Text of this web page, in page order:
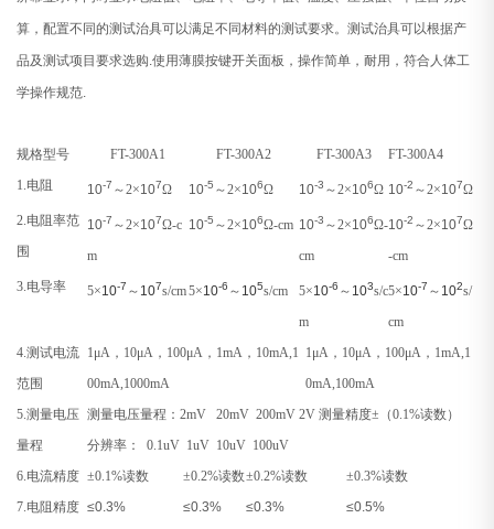
算，配置不同的测试治具可以满足不同材料的测试要求。测试治具可以根据产
品及测试项目要求选购.使用薄膜按键开关面板，操作简单，耐用，符合人体工
学操作规范.
规格型号 FT-300A1 FT-300A2 FT-300A3
FT-300A4
1.电阻 10-7 ～2×107Ω 10-5 ～2×106Ω 10-3 ～2×106Ω 10-2 ～2×107Ω
2.电阻率范
围
10-7 ～2×107Ω-c
m
10-5 ～2×106Ω-cm 10-3 ～2×106Ω-
cm
10-2 ～2×107Ω
-cm
3.电导率 5×10-7 ～ 107s/cm5×10-6 ～ 105s/cm 5×10-6 ～ 103s/c
m
5×10-7 ～ 102s/
cm
4.测试电流
范围
1μA ，10μA，100μA，1mA，10mA,1
00mA,1000mA
1μA ，10μA，100μA，1mA,1
0mA,100mA
5.测量电压
量程
测量电压量程：2mV 20mV 200mV 2V 测量精度±（0.1%读数）
分辨率： 0.1uV 1uV 10uV 100uV
6.电流精度 ±0.1%读数 ±0.2%读数±0.2%读数 ±0.3%读数
7.电阻精度 ≤0.3% ≤0.3% ≤0.3%
≤0.5%